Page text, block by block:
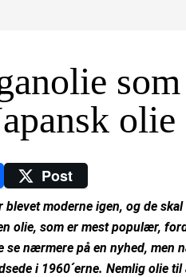
Post
blevet moderne igen, og de
olie, som er mest populær,
nærmere på en nyhed, men
i 1960´erne. Nemlig olie til